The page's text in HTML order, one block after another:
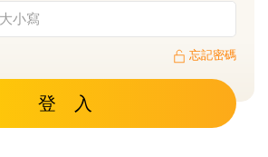
忘記密碼
登 入